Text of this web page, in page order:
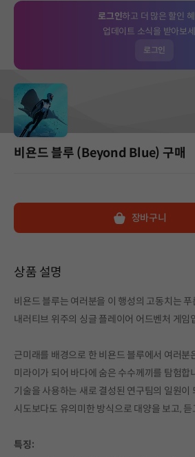
로그인하고 더 많은 할인
업데이트 소식을 받아보
로그인
비욘드 블루 (Beyond Blue) 구매
장바구니
상품 설명
비욘드 블루는 여러분을 이 행성의 고동치는
내러티브 위주의 싱글 플레이어 어드벤처 게임
근미래를 배경으로 한 비욘드 블루에서 여러분
미라이가 되어 바다에 숨은 수수께끼를 탐험합
기술을 사용하는 새로 결성된 연구팀의 일원이
시도보다도 유의미한 방식으로 대양을 보고, 듣
특징: